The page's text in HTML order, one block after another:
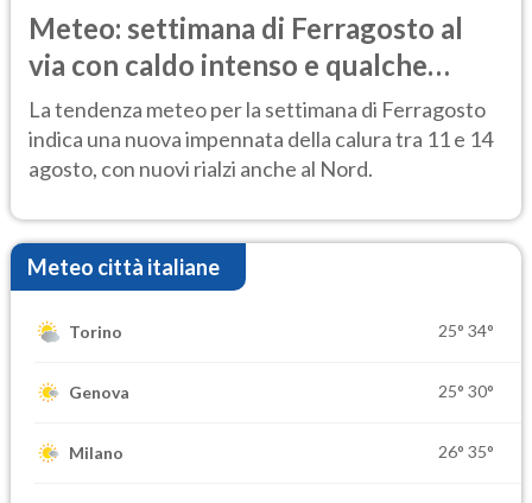
Meteo: settimana di Ferragosto al
via con caldo intenso e qualche
temporale
La tendenza meteo per la settimana di Ferragosto
indica una nuova impennata della calura tra 11 e 14
agosto, con nuovi rialzi anche al Nord.
Meteo città italiane
Torino 25° 34°
Genova 25° 30°
Milano 26° 35°